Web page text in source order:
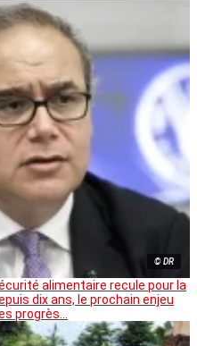
© DR
alimentaire recule pour la
dix ans, le prochain enjeu
progrès…